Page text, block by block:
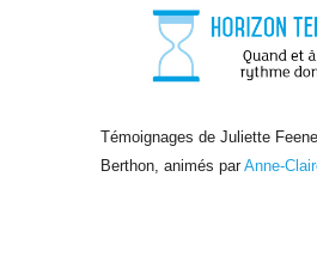
Témoignages de Juliette
Berthon, animés parAnne-